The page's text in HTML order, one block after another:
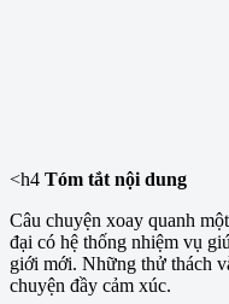
<h4 Tóm tắt nội dung
Câu chuyện xoay quanh
đại có hệ thống nhiệm vụ
giới mới. Những thử thách
chuyện đầy cảm xúc.